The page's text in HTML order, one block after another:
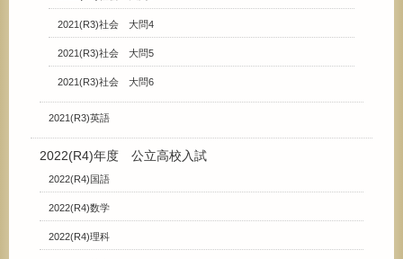
2021(R3)社会 大問4
2021(R3)社会 大問5
2021(R3)社会 大問6
2021(R3)英語
2022(R4)年度 公立高校入試
2022(R4)国語
2022(R4)数学
2022(R4)理科